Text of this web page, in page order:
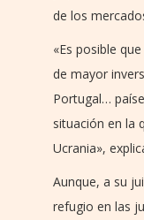
de los
«Es posible
de mayor
Portugal…
situación en la
Ucrania»,
Aunque, a su
refugio en las